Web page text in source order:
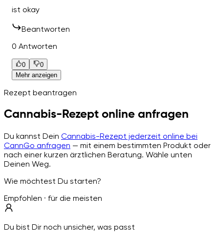
ist okay
Beantworten
0 Antworten
0
0
Mehr anzeigen
Rezept beantragen
Cannabis-Rezept online anfragen
Du kannst Dein Cannabis-Rezept jederzeit online bei
CannGo anfragen — mit einem bestimmten Produkt oder
nach einer kurzen ärztlichen Beratung. Wähle unten
Deinen Weg.
Wie möchtest Du starten?
Empfohlen · für die meisten
Du bist Dir noch unsicher, was passt